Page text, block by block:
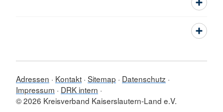
Adressen Kontakt Sitemap
Datenschutz
Impressum
DRK intern
© 2026 Kreisverband Kaiserslautern-Land e.V.